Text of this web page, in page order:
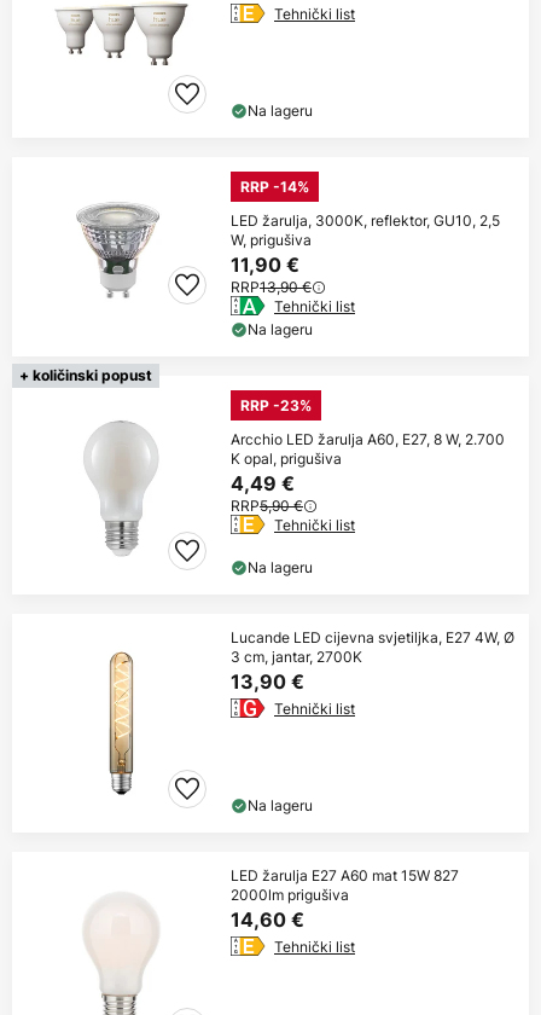
Tehnički list
Na lageru
RRP -14%
LED žarulja, 3000K, reflektor, GU10, 2,5
W, prigušiva
11,90 €
RRP13,90 €
Tehnički list
Na lageru
+ količinski popust
RRP -23%
Arcchio LED žarulja A60, E27, 8 W, 2.700
K opal, prigušiva
4,49 €
RRP5,90 €
Tehnički list
Na lageru
Lucande LED cijevna svjetiljka, E27 4W, Ø
3 cm, jantar, 2700K
13,90 €
Tehnički list
Na lageru
LED žarulja E27 A60 mat 15W 827
2000lm prigušiva
14,60 €
Tehnički list